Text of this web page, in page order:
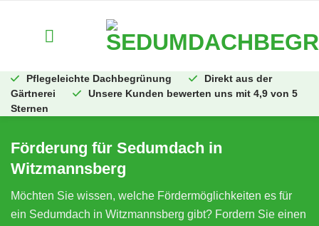
Pflegeleichte Dachbegrünung
Direkt aus der
Gärtnerei
Unsere Kunden bewerten uns mit 4,9 von 5
Sternen
Förderung für Sedumdach in
Witzmannsberg
Möchten Sie wissen, welche Fördermöglichkeiten es für
ein Sedumdach in Witzmannsberg gibt? Fordern Sie einen